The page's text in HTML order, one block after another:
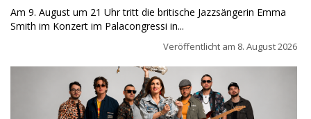
Am 9. August um 21 Uhr tritt die britische Jazzsängerin Emma
Smith im Konzert im Palacongressi in...
Veröffentlicht am 8. August 2026